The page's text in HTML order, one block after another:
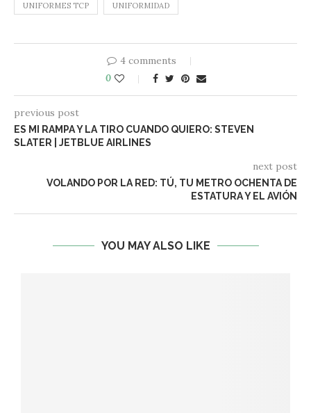
UNIFORMES TCP UNIFORMIDAD
4 comments
0
previous post
ES MI RAMPA Y LA TIRO CUANDO QUIERO: STEVEN
SLATER | JETBLUE AIRLINES
next post
VOLANDO POR LA RED: TÚ, TU METRO OCHENTA DE
ESTATURA Y EL AVIÓN
YOU MAY ALSO LIKE